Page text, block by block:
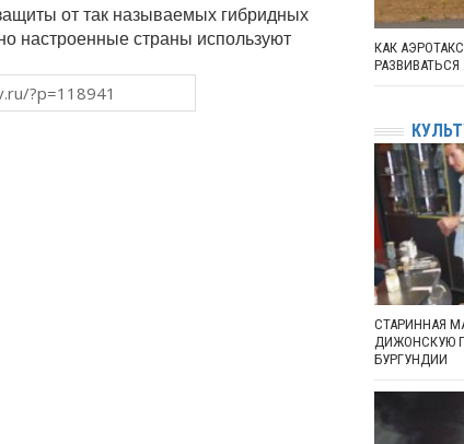
от так называемых гибридных
настроенные страны используют
КАК
СТАРИННАЯ
ДИЖОНСКУЮ
БУРГУНДИИ